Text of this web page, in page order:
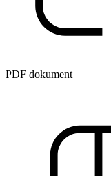
PDF dokument